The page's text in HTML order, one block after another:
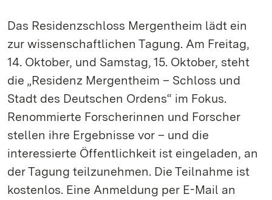
Das Residenzschloss Mergentheim lädt ein
zur wissenschaftlichen Tagung. Am Freitag,
14. Oktober, und Samstag, 15. Oktober, steht
die „Residenz Mergentheim – Schloss und
Stadt des Deutschen Ordens“ im Fokus.
Renommierte Forscherinnen und Forscher
stellen ihre Ergebnisse vor – und die
interessierte Öffentlichkeit ist eingeladen, an
der Tagung teilzunehmen. Die Teilnahme ist
kostenlos. Eine Anmeldung per E-Mail an